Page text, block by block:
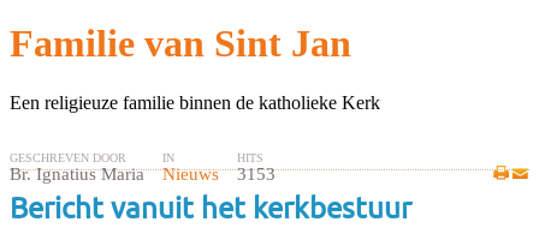
Familie van Sint Jan
Een religieuze familie binnen de katholieke Kerk
GESCHREVEN DOOR
Br. Ignatius Maria
IN
Nieuws
HITS
3153
Bericht vanuit het kerkbestuur